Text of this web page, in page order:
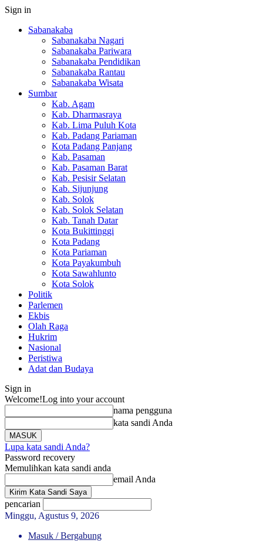
Sign in
Sabanakaba
Sabanakaba Nagari
Sabanakaba Pariwara
Sabanakaba Pendidikan
Sabanakaba Rantau
Sabanakaba Wisata
Sumbar
Kab. Agam
Kab. Dharmasraya
Kab. Lima Puluh Kota
Kab. Padang Pariaman
Kota Padang Panjang
Kab. Pasaman
Kab. Pasaman Barat
Kab. Pesisir Selatan
Kab. Sijunjung
Kab. Solok
Kab. Solok Selatan
Kab. Tanah Datar
Kota Bukittinggi
Kota Padang
Kota Pariaman
Kota Payakumbuh
Kota Sawahlunto
Kota Solok
Politik
Parlemen
Ekbis
Olah Raga
Hukrim
Nasional
Peristiwa
Adat dan Budaya
Sign in
Welcome!Log into your account
nama pengguna
kata sandi Anda
Lupa kata sandi Anda?
Password recovery
Memulihkan kata sandi anda
email Anda
pencarian
Minggu, Agustus 9, 2026
Masuk / Bergabung